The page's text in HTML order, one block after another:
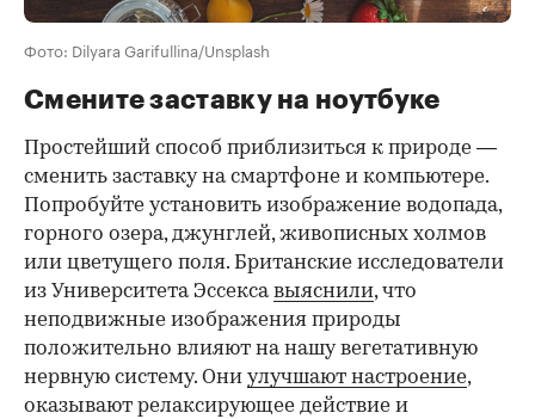
Фото: Dilyara Garifullina/Unsplash
Смените заставку на ноутбуке
Простейший способ приблизиться к природе —
сменить заставку на смартфоне и компьютере.
Попробуйте установить изображение водопада,
горного озера, джунглей, живописных холмов
или цветущего поля. Британские исследователи
из Университета Эссексавыяснили, что
неподвижные изображения природы
положительно влияют на нашу вегетативную
нервную систему. Они улучшают настроение,
оказывают релаксирующее действие и